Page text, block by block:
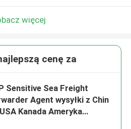
więcej
cenę za
Sensitive Sea Freight
Agent wysyłki z Chin
Kanada Ameryka